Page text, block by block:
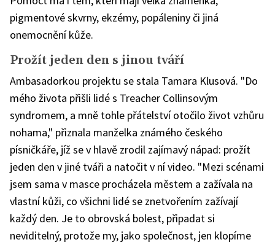
pigmentové skvrny, ekzémy, popáleniny či jiná
onemocnění kůže.
Prožít jeden den s jinou tváří
Ambasadorkou projektu se stala Tamara Klusová. "Do
mého života přišli lidé s Treacher Collinsovým
syndromem, a mně tohle přátelství otočilo život vzhůru
nohama," přiznala manželka známého českého
písničkáře, jíž se v hlavě zrodil zajímavý nápad: prožít
jeden den v jiné tváři a natočit v ní video. "Mezi scénami
jsem sama v masce procházela městem a zažívala na
vlastní kůži, co všichni lidé se znetvořením zažívají
každý den. Je to obrovská bolest, připadat si
neviditelný, protože my, jako společnost, jen klopíme